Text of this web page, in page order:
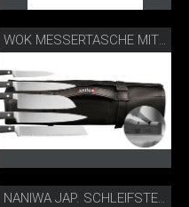
WOK MESSERTASCHE MIT SCHLEIFGERÄT
NANIWA JAP. SCHLEIFSTEIN S1-410